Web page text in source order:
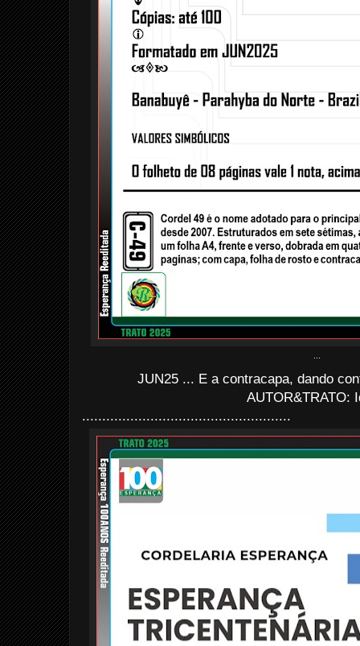
JUN25 ... E a contracapa, dando
AUTOR&TRATO:
....................................................